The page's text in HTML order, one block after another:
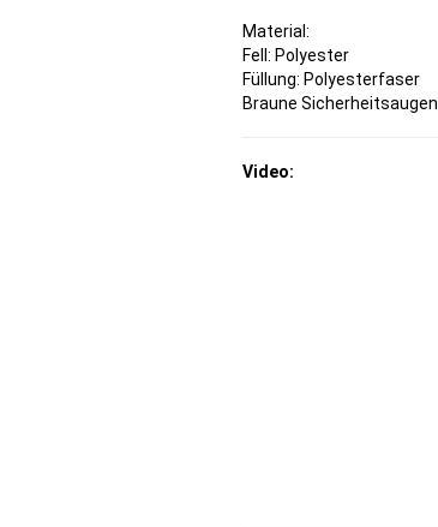
Material:
Fell: Polyester
Füllung: Polyesterfaser
Braune Sicherheitsaugen
Video: